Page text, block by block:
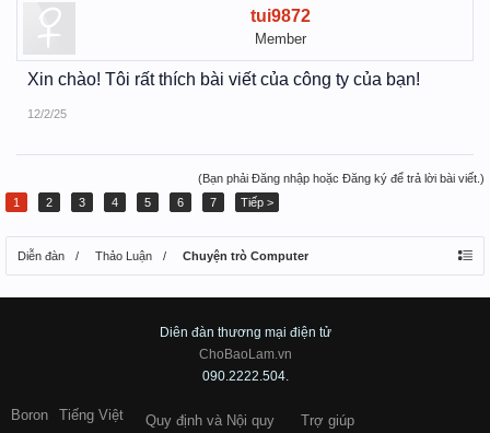
tui9872
Member
Xin chào! Tôi rất thích bài viết của công ty của bạn!
12/2/25
(Bạn phải Đăng nhập hoặc Đăng ký để trả lời bài viết.)
1
2 3 4 5 6 7 Tiếp >
Diễn đàn Thảo Luận Chuyện trò Computer
Diên đàn thương mại điện tử
ChoBaoLam.vn
090.2222.504.
Boron Tiếng Việt Quy định và Nội quy Trợ giúp